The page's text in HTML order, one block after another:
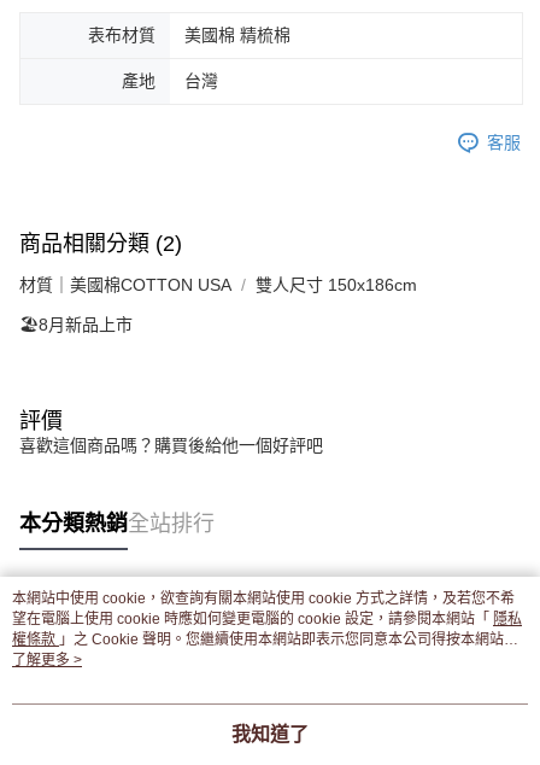
表布材質 美國棉 精梳棉
產地 台灣
客服
商品相關分類 (2)
材質｜美國棉COTTON USA 雙人尺寸 150x186cm
🏖️8月新品上市
評價
喜歡這個商品嗎？購買後給他一個好評吧
本分類熱銷全站排行
熱門標籤
本網站中使用 cookie，欲查詢有關本網站使用 cookie 方式之詳情，及若您不希
望在電腦上使用 cookie 時應如何變更電腦的 cookie 設定，請參閱本網站「 隱私
權條款 」之 Cookie 聲明。您繼續使用本網站即表示您同意本公司得按本網站使
用條款之 Cookie 聲明使用 cookie。
了解更多 >
我知道了